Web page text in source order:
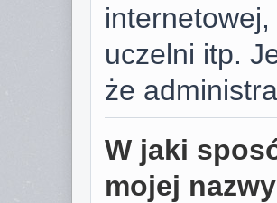
uczelni itp.
że
W jaki
mojej